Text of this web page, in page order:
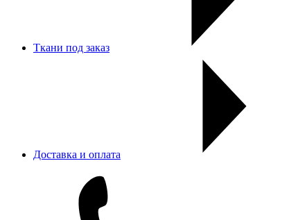
Ткани под заказ
Доставка и оплата